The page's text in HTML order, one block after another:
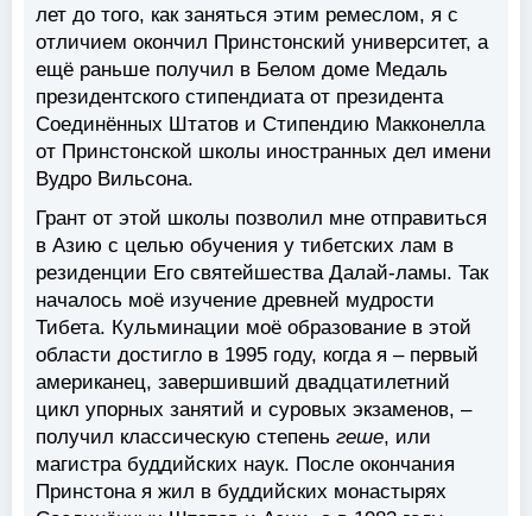
лет до того, как заняться этим ремеслом, я с
отличием окончил Принстонский университет, а
ещё раньше получил в Белом доме Медаль
президентского стипендиата от президента
Соединённых Штатов и Стипендию Макконелла
от Принстонской школы иностранных дел имени
Вудро Вильсона.
Грант от этой школы позволил мне отправиться
в Азию с целью обучения у тибетских лам в
резиденции Его святейшества Далай-ламы. Так
началось моё изучение древней мудрости
Тибета. Кульминации моё образование в этой
области достигло в 1995 году, когда я – первый
американец, завершивший двадцатилетний
цикл упорных занятий и суровых экзаменов, –
получил классическую степень геше, или
магистра буддийских наук. После окончания
Принстона я жил в буддийских монастырях